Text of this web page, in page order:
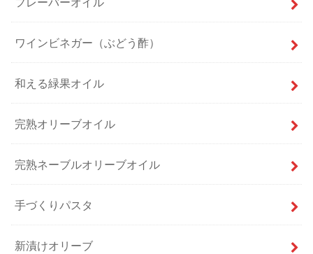
ワインビネガー（ぶどう酢）
和える緑果オイル
完熟オリーブオイル
完熟ネーブルオリーブオイル
手づくりパスタ
新漬けオリーブ